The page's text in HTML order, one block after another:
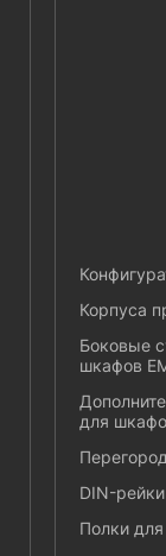
Корпуса
Боковые
шкафов
для
DIN-рейки
Полки